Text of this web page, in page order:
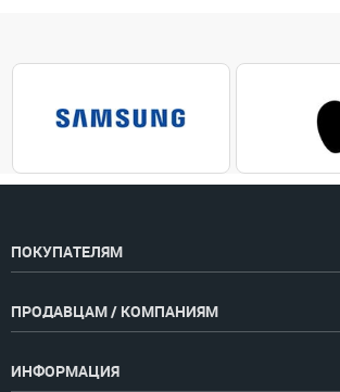
ПОКУПАТЕЛЯМ
ПРОДАВЦАМ / КОМПАНИЯМ
ИНФОРМАЦИЯ